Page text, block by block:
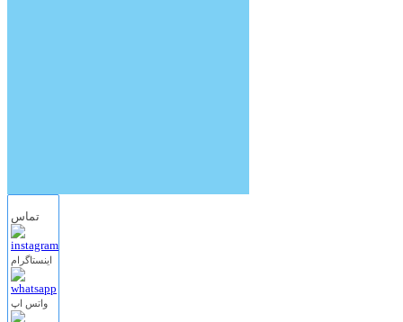
تماس
اینستاگرام
واتس اپ